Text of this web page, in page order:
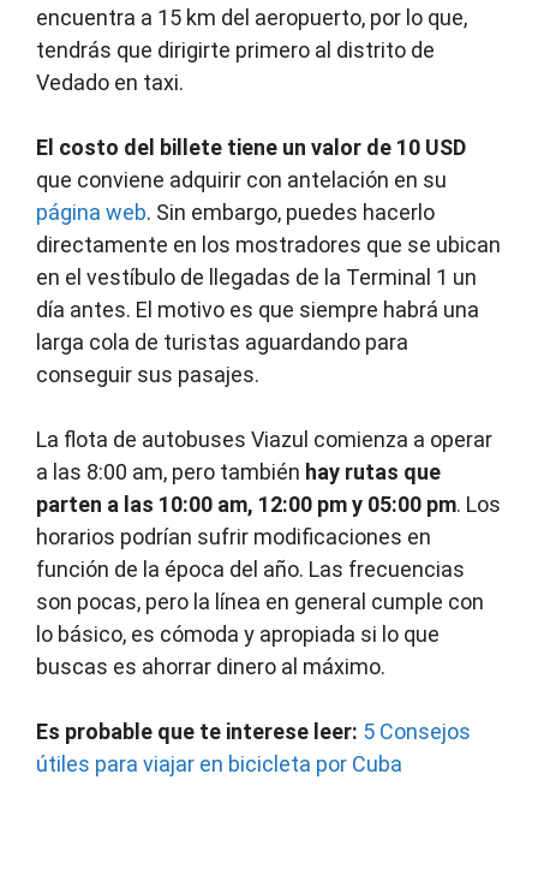
encuentra a 15 km del aeropuerto, por lo que,
tendrás que dirigirte primero al distrito de
Vedado en taxi.
El costo del billete tiene un valor de 10 USD
que conviene adquirir con antelación en su
página web. Sin embargo, puedes hacerlo
directamente en los mostradores que se ubican
en el vestíbulo de llegadas de la Terminal 1 un
día antes. El motivo es que siempre habrá una
larga cola de turistas aguardando para
conseguir sus pasajes.
La flota de autobuses Viazul comienza a operar
a las 8:00 am, pero también hay rutas que
parten a las 10:00 am, 12:00 pm y 05:00 pm. Los
horarios podrían sufrir modificaciones en
función de la época del año. Las frecuencias
son pocas, pero la línea en general cumple con
lo básico, es cómoda y apropiada si lo que
buscas es ahorrar dinero al máximo.
Es probable que te interese leer: 5 Consejos
útiles para viajar en bicicleta por Cuba